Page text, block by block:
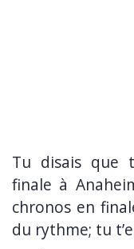
Tu disais que
finale à
chronos en
du rythme; tu